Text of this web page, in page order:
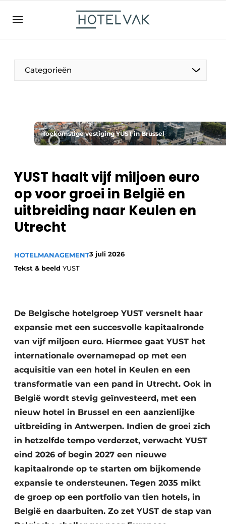
EN
NL
EN
FR
Categorieën
De Pen
Internationaal
HR & Personeel
Toekomstige vestiging YUST in Brussel
YUST haalt vijf miljoen euro
op voor groei in België en
uitbreiding naar Keulen en
Utrecht
HOTELMANAGEMENT3 juli 2026
Tekst & beeld YUST
De Belgische hotelgroep YUST versnelt haar
expansie met een succesvolle kapitaalronde
van vijf miljoen euro. Hiermee gaat YUST het
internationale overnamepad op met een
acquisitie van een hotel in Keulen en een
transformatie van een pand in Utrecht. Ook in
België wordt stevig geïnvesteerd, met een
nieuw hotel in Brussel en een aanzienlijke
uitbreiding in Antwerpen. Indien de groei zich
in hetzelfde tempo verderzet, verwacht YUST
eind 2026 of begin 2027 een nieuwe
kapitaalronde op te starten om bijkomende
expansie te ondersteunen. Tegen 2035 mikt
de groep op een portfolio van tien hotels, in
België en daarbuiten. Zo zet YUST de stap van